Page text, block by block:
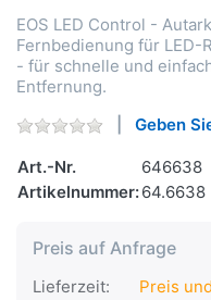
EOS LED Control -
Fernbedienung für LED-
- für schnelle und
Entfernung.
Geben
Art.-Nr.
646638
Artikelnummer:64.6638
Preis auf Anfrage
Lieferzeit: Preis